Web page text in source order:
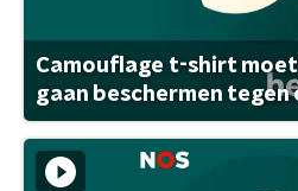
Camouflage t-shirt
gaan beschermen tegen